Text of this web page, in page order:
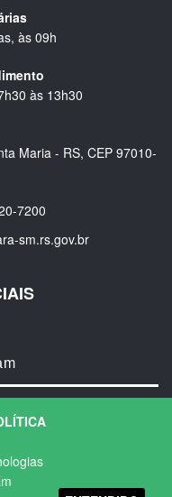
às 09h
às 13h30
Maria - RS, CEP 97010-
7200
sm.rs.gov.br